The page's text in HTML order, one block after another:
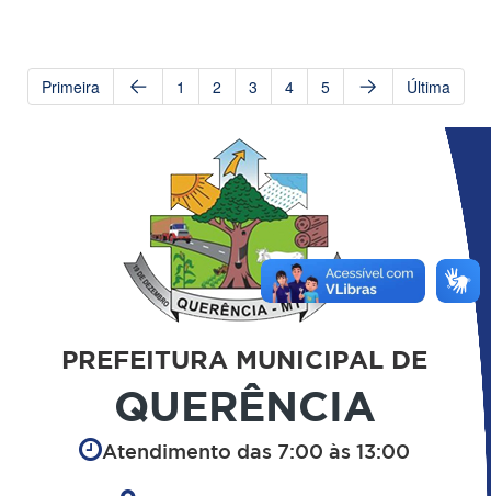
Primeira 1 2 3 4 5 Última
PREFEITURA MUNICIPAL DE
QUERÊNCIA
Atendimento das 7:00 às 13:00